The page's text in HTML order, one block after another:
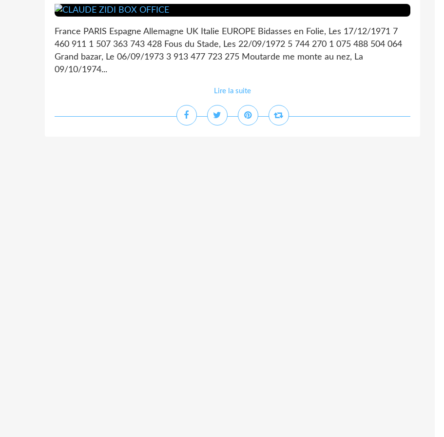
France PARIS Espagne Allemagne UK Italie EUROPE Bidasses en Folie, Les 17/12/1971 7
460 911 1 507 363 743 428 Fous du Stade, Les 22/09/1972 5 744 270 1 075 488 504 064
Grand bazar, Le 06/09/1973 3 913 477 723 275 Moutarde me monte au nez, La
09/10/1974...
Lire la suite